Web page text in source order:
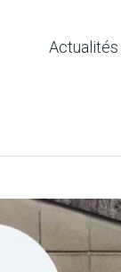
Actualités